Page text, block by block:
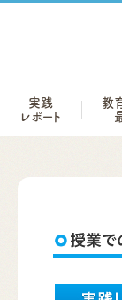
実践
レポート
教